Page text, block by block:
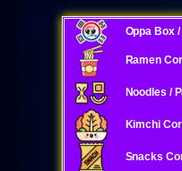
Oppa Box
Ramen
Noodles /
Kimchi
Snacks